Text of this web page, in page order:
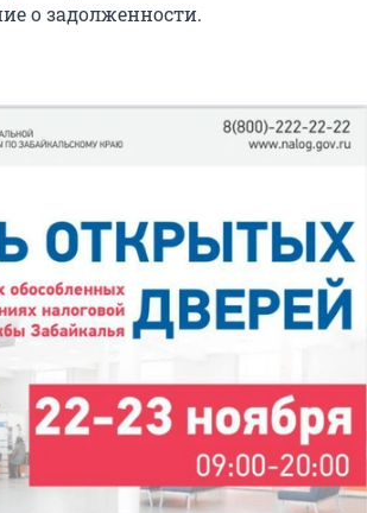
о задолженности.